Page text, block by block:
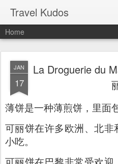
Travel Kudos
Home
JAN
17
La Droguerie du
薄饼是一种薄煎饼，里面
可丽饼在许多欧洲、北
小吃。